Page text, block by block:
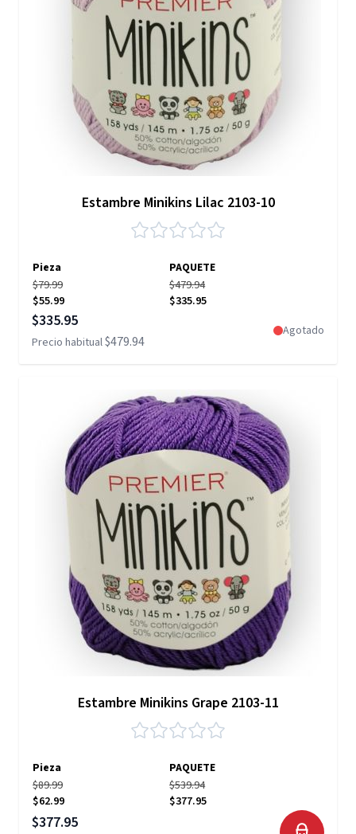
Estambre Minikins Lilac 2103-10
Pieza
PAQUETE
$79.99
$55.99
$479.94
$335.95
Precio especial
$335.95
Precio habitual$479.94
Agotado
Estambre Minikins Grape 2103-11
Pieza
PAQUETE
$89.99
$62.99
$539.94
$377.95
Precio especial
$377.95